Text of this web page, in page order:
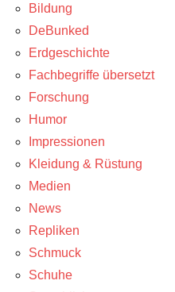
Bildung
DeBunked
Erdgeschichte
Fachbegriffe übersetzt
Forschung
Humor
Impressionen
Kleidung & Rüstung
Medien
News
Repliken
Schmuck
Schuhe